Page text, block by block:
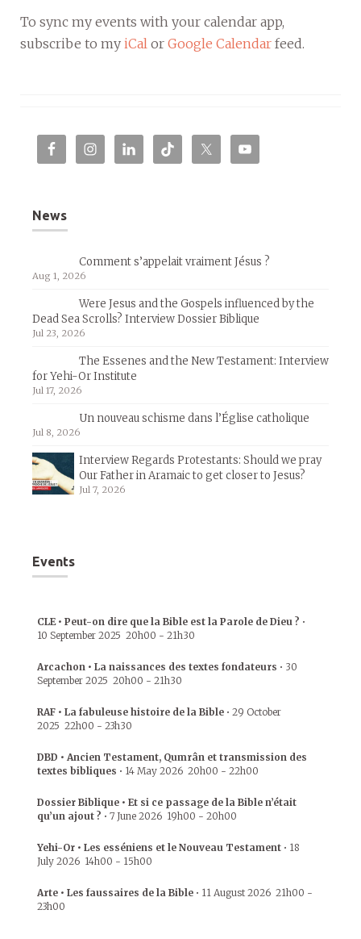
To sync my events with your calendar app,
subscribe to my iCal or Google Calendar feed.
News
Comment s’appelait vraiment Jésus ?
Aug 1, 2026
Were Jesus and the Gospels influenced by the
Dead Sea Scrolls? Interview Dossier Biblique
Jul 23, 2026
The Essenes and the New Testament: Interview
for Yehi-Or Institute
Jul 17, 2026
Un nouveau schisme dans l’Église catholique
Jul 8, 2026
Interview Regards Protestants: Should we pray
Our Father in Aramaic to get closer to Jesus?
Jul 7, 2026
Events
CLE • Peut-on dire que la Bible est la Parole de Dieu ? •
10 September 2025 20h00 - 21h30
Arcachon • La naissances des textes fondateurs • 30
September 2025 20h00 - 21h30
RAF • La fabuleuse histoire de la Bible • 29 October
2025 22h00 - 23h30
DBD • Ancien Testament, Qumrân et transmission des
textes bibliques • 14 May 2026 20h00 - 22h00
Dossier Biblique • Et si ce passage de la Bible n’était
qu’un ajout ? • 7 June 2026 19h00 - 20h00
Yehi-Or • Les esséniens et le Nouveau Testament • 18
July 2026 14h00 - 15h00
Arte • Les faussaires de la Bible • 11 August 2026 21h00 -
23h00